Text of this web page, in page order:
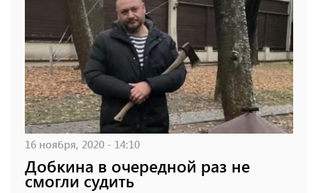
16 ноября, 2020 - 14:10
Добкина в очередной раз не
смогли судить